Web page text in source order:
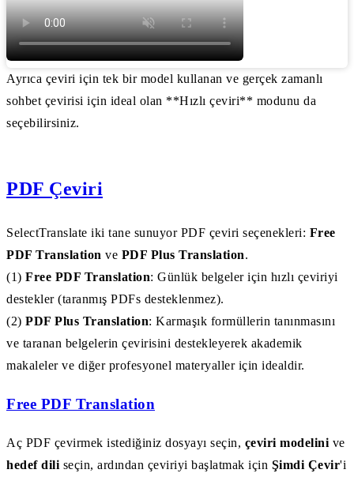
Ayrıca çeviri için tek bir model kullanan ve gerçek zamanlı
sohbet çevirisi için ideal olan **Hızlı çeviri** modunu da
seçebilirsiniz.
PDF Çeviri
SelectTranslate iki tane sunuyor PDF çeviri seçenekleri: Free
PDF Translation ve PDF Plus Translation.
(1) Free PDF Translation: Günlük belgeler için hızlı çeviriyi
destekler (taranmış PDFs desteklenmez).
(2) PDF Plus Translation: Karmaşık formüllerin tanınmasını
ve taranan belgelerin çevirisini destekleyerek akademik
makaleler ve diğer profesyonel materyaller için idealdir.
Free PDF Translation
Aç PDF çevirmek istediğiniz dosyayı seçin, çeviri modelini ve
hedef dili seçin, ardından çeviriyi başlatmak için Şimdi Çevir'i